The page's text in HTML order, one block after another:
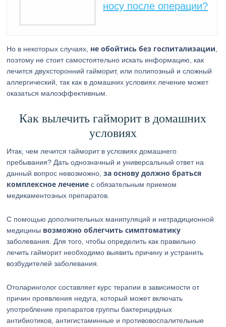
носу после операции?
Но в некоторых случаях, не обойтись без госпитализации
поэтому не стоит самостоятельно искать информацию, как
лечится двухсторонний гайморит, или полипозный и сложный
аллергический, так как в домашних условиях лечение может
оказаться малоэффективным.
Как вылечить гайморит в домашних
условиях
Итак, чем лечится гайморит в условиях домашнего
пребывания? Дать однозначный и универсальный ответ на
данный вопрос невозможно,за основу должно браться
комплексное лечение с обязательным приемом
медикаментозных препаратов.
С помощью дополнительных манипуляций и нетрадиционной
медицины возможно облегчить симптоматику
заболевания. Для того, чтобы определить как правильно
лечить гайморит необходимо выявить причину и устранить
возбудителей заболевания.
Отоларинголог составляет курс терапии в зависимости от
причин проявления недуга, который может включать
употребление препаратов группы бактерицидных
антибиотиков, антигистаминные и противовоспалительные